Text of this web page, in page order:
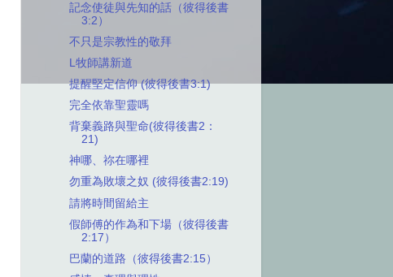
記念使徒與先知的話（彼得後書
3:2）
不只是宗教性的敬拜
L牧師講新道
提醒堅定信仰 (彼得後書3:1)
完全依靠聖靈嗎
背棄義路與聖命(彼得後書2：
21)
神哪、祢在哪裡
勿重為敗壞之奴 (彼得後書2:19)
請將時間留給主
假師傅的作為和下場（彼得後書
2:17）
巴蘭的道路（彼得後書2:15）